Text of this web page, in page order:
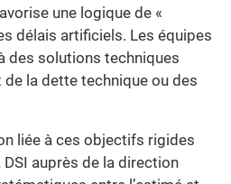
une logique de «
délais artificiels. Les équipes
des solutions techniques
la dette technique ou des
liée à ces objectifs rigides
auprès de la direction